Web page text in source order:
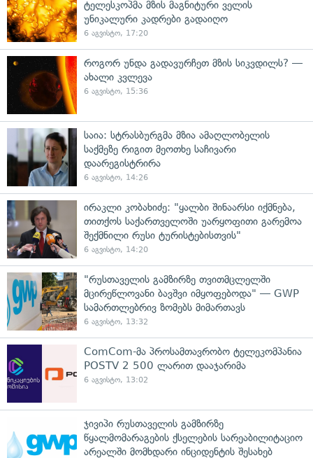
ტელესკოპმა მზის მაგნიტური ველის
უნიკალური კადრები გადაიღო
6 აგვისტო, 17:20
როგორ უნდა გადავურჩეთ მზის სიკვდილს? —
ახალი კვლევა
6 აგვისტო, 15:36
საია: სტრასბურგმა მზია ამაღლობელის
საქმეზე რიგით მეოთხე საჩივარი
დაარეგისტრირა
6 აგვისტო, 14:26
ირაკლი კობახიძე: "ყალბი შინაარსი იქმნება,
თითქოს საქართველოში უარყოფითი გარემოა
შექმნილი რუსი ტურისტებისთვის"
6 აგვისტო, 14:20
"რუსთაველის გამზირზე თვითმცლელში
მცირეწლოვანი ბავშვი იმყოფებოდა" — GWP
სამართლებრივ ზომებს მიმართავს
6 აგვისტო, 13:32
ComCom-მა პროსამთავრობო ტელეკომპანია
POSTV 2 500 ლარით დააჯარიმა
6 აგვისტო, 13:02
ჯივიპი რუსთაველის გამზირზე
წყალმომარაგების ქსელების სარეაბილიტაციო
არეალში მომხდარი ინციდენტის შესახებ